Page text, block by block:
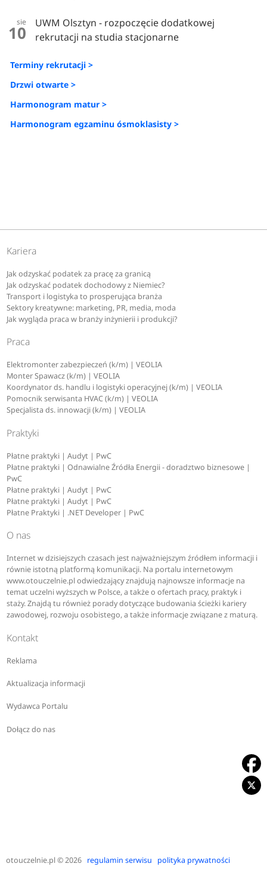
sie
10
UWM Olsztyn - rozpoczęcie dodatkowej
rekrutacji na studia stacjonarne
Terminy rekrutacji >
Drzwi otwarte >
Harmonogram matur >
Harmonogram egzaminu ósmoklasisty >
Kariera
Jak odzyskać podatek za pracę za granicą
Jak odzyskać podatek dochodowy z Niemiec?
Transport i logistyka to prosperująca branża
Sektory kreatywne: marketing, PR, media, moda
Jak wygląda praca w branży inżynierii i produkcji?
Praca
Elektromonter zabezpieczeń (k/m) | VEOLIA
Monter Spawacz (k/m) | VEOLIA
Koordynator ds. handlu i logistyki operacyjnej (k/m) | VEOLIA
Pomocnik serwisanta HVAC (k/m) | VEOLIA
Specjalista ds. innowacji (k/m) | VEOLIA
Praktyki
Płatne praktyki | Audyt | PwC
Płatne praktyki | Odnawialne Źródła Energii - doradztwo biznesowe |
PwC
Płatne praktyki | Audyt | PwC
Płatne praktyki | Audyt | PwC
Płatne Praktyki | .NET Developer | PwC
O nas
Internet w dzisiejszych czasach jest najważniejszym źródłem informacji i
równie istotną platformą komunikacji. Na portalu internetowym
www.otouczelnie.pl odwiedzający znajdują najnowsze informacje na
temat uczelni wyższych w Polsce, a także o ofertach pracy, praktyk i
staży. Znajdą tu również porady dotyczące budowania ścieżki kariery
zawodowej, rozwoju osobistego, a także informacje związane z maturą.
Kontakt
Reklama
Aktualizacja informacji
Wydawca Portalu
Dołącz do nas
otouczelnie.pl© 2026 regulamin serwisu polityka prywatności